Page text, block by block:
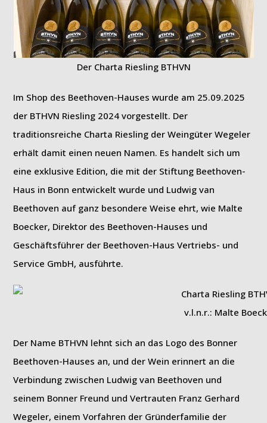
Der Charta Riesling BTHVN
Im Shop des Beethoven-Hauses wurde am 25.09.2025
der BTHVN Riesling 2024 vorgestellt. Der
traditionsreiche Charta Riesling der Weingüter Wegeler
erhält damit einen neuen Namen. Es handelt sich um
eine exklusive Edition, die mit der Stiftung Beethoven-
Haus in Bonn entwickelt wurde und Ludwig van
Beethoven auf ganz besondere Weise ehrt, wie Malte
Boecker, Direktor des Beethoven-Hauses und
Geschäftsführer der Beethoven-Haus Vertriebs- und
Service GmbH, ausführte.
v.l.n.r.: Malte
Der Name BTHVN lehnt sich an das Logo des Bonner
Beethoven-Hauses an, und der Wein erinnert an die
Verbindung zwischen Ludwig van Beethoven und
seinem Bonner Freund und Vertrauten Franz Gerhard
Wegeler, einem Vorfahren der Gründerfamilie der